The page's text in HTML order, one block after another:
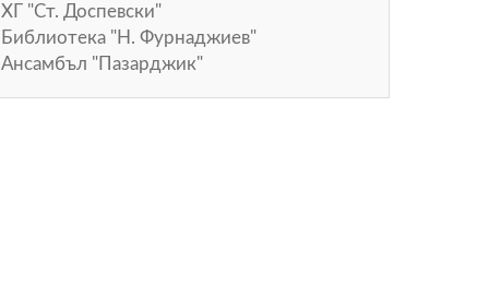
ХГ "Ст. Доспевски"
Библиотека "Н. Фурнаджиев"
Ансамбъл "Пазарджик"